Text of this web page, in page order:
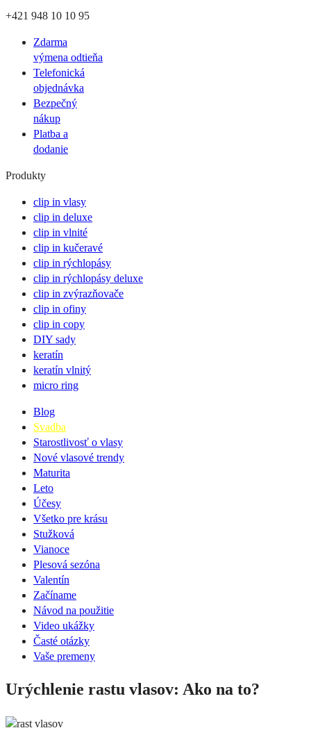
+421 948 10 10 95
Zdarma
výmena odtieňa
Telefonická
objednávka
Bezpečný
nákup
Platba a
dodanie
Produkty
clip in vlasy
clip in deluxe
clip in vlnité
clip in kučeravé
clip in rýchlopásy
clip in rýchlopásy deluxe
clip in zvýrazňovače
clip in ofiny
clip in copy
DIY sady
keratín
keratín vlnitý
micro ring
Blog
Svadba
Starostlivosť o vlasy
Nové vlasové trendy
Maturita
Leto
Účesy
Všetko pre krásu
Stužková
Vianoce
Plesová sezóna
Valentín
Začíname
Návod na použitie
Video ukážky
Časté otázky
Vaše premeny
Urýchlenie rastu vlasov: Ako na to?